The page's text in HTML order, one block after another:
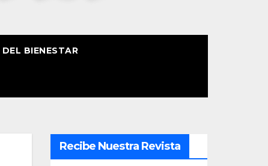
BIENESTAR
Recibe Nuestra Revista